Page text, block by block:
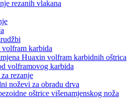
rezanih vlakana
volfram karbida
Huaxin volfram karbidnih oštrica
volframovog karbida
rezanje
noževi za obradu drva
oštrice višenamjenskog noža